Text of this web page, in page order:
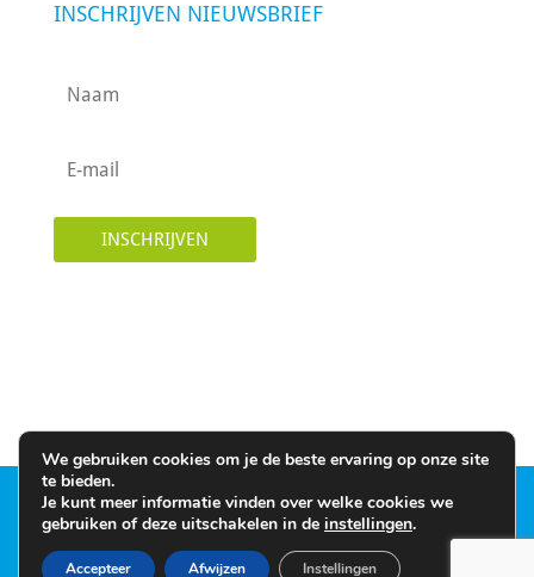
INSCHRIJVEN NIEUWSBRIEF
INSCHRIJVEN
©2026 Lumilab | Website byThe Dare Company
| Text by Alex Oudshoorn |Algemene
We gebruiken cookies om je de beste ervaring op onze site
te bieden.
Je kunt meer informatie vinden over welke cookies we
gebruiken of deze uitschakelen in de instellingen.
Accepteer Afwijzen Instellingen